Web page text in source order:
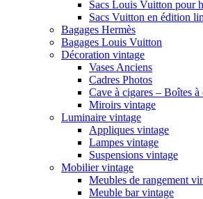
Sacs Louis Vuitton pour
Sacs Vuitton en édition
Bagages Hermès
Bagages Louis Vuitton
Décoration vintage
Vases Anciens
Cadres Photos
Cave à cigares – Boîtes à
Miroirs vintage
Luminaire vintage
Appliques vintage
Lampes vintage
Suspensions vintage
Mobilier vintage
Meubles de rangement
Meuble bar vintage